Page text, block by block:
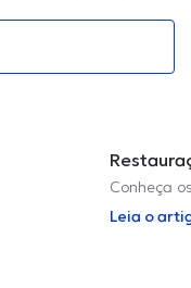
Conheça
Leia o